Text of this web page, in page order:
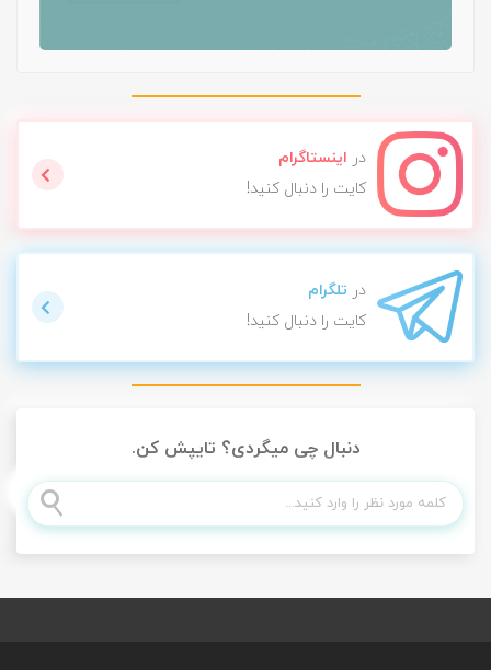
در اینستاگرام
کایت را دنبال کنید!
در تلگرام
کایت را دنبال کنید!
دنبال چی میگردی؟ تایپش کن.